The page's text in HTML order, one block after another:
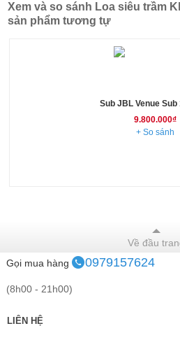
Xem và so sánh Loa siêu trầm
sản phẩm tương tự
Sub JBL Venue Sub
9.800.000₫
+ So sánh
Về đầu
Gọi mua hàng
0979157624
(8h00 - 21h00)
LIÊN HỆ